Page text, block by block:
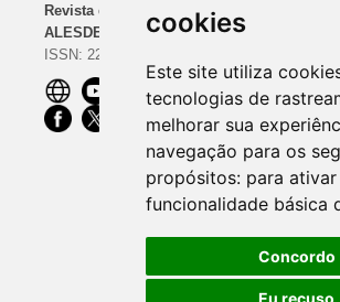
cookies
Este site utiliza
tecnologias de
melhorar sua
navegação para os
propósitos: para ativar
funcionalidade básica
Concordo
Eu recuso
Revista da
ALESDE
ISSN: 2238-0000
NAVEGAÇÃO
Sobre a Revista
Autores
Equipe Editorial